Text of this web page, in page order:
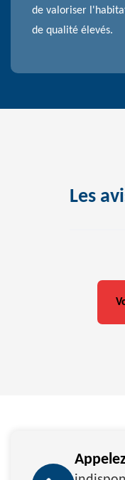
de valoriser
de qualité élevés.
Les